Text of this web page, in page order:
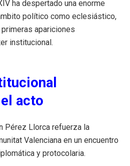
ha despertado una enorme
político como eclesiástico,
apariciones
institucional.
acto
Pérez Llorca refuerza la
Valenciana en un encuentro
y protocolaria.